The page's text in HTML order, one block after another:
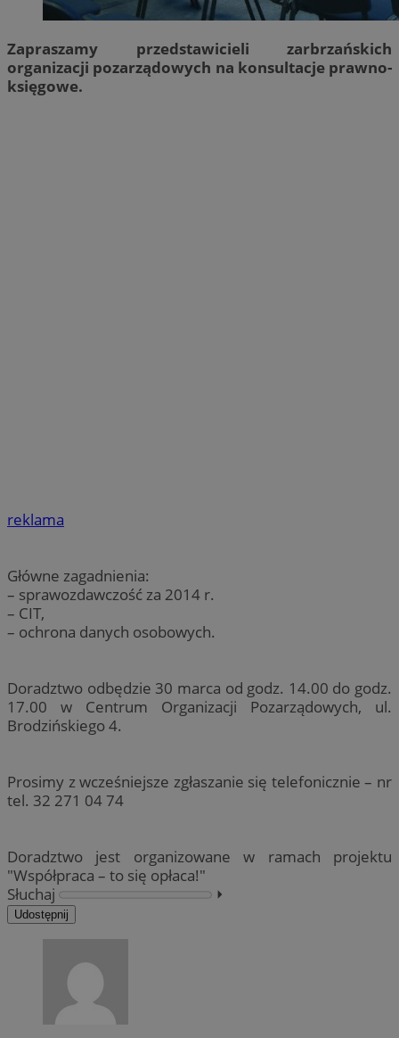
Zapraszamy przedstawicieli zarbrzańskich
organizacji pozarządowych na konsultacje prawno-
księgowe.
reklama
Główne zagadnienia:
– sprawozdawczość za 2014 r.
– CIT,
– ochrona danych osobowych.
Doradztwo odbędzie 30 marca od godz. 14.00 do godz.
17.00 w Centrum Organizacji Pozarządowych, ul.
Brodzińskiego 4.
Prosimy z wcześniejsze zgłaszanie się telefonicznie – nr
tel. 32 271 04 74
Doradztwo jest organizowane w ramach projektu
"Współpraca – to się opłaca!"
Słuchaj
⏵︎
Udostępnij